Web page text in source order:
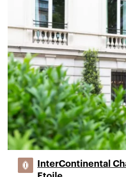
InterContinental